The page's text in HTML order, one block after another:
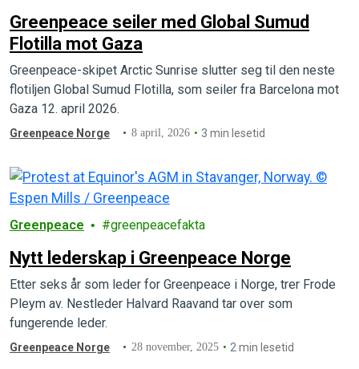
Greenpeace seiler med Global Sumud
Flotilla mot Gaza
Greenpeace-skipet Arctic Sunrise slutter seg til den neste
flotiljen Global Sumud Flotilla, som seiler fra Barcelona mot
Gaza 12. april 2026.
Greenpeace Norge 8 april, 2026 3 min lesetid
Greenpeace greenpeacefakta
Nytt lederskap i Greenpeace Norge
Etter seks år som leder for Greenpeace i Norge, trer Frode
Pleym av. Nestleder Halvard Raavand tar over som
fungerende leder.
Greenpeace Norge 28 november, 2025 2 min lesetid